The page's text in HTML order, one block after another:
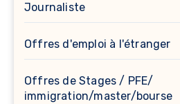
Journaliste
Offres d'emploi à l'étranger
Offres de Stages / PFE/
immigration/master/bourse